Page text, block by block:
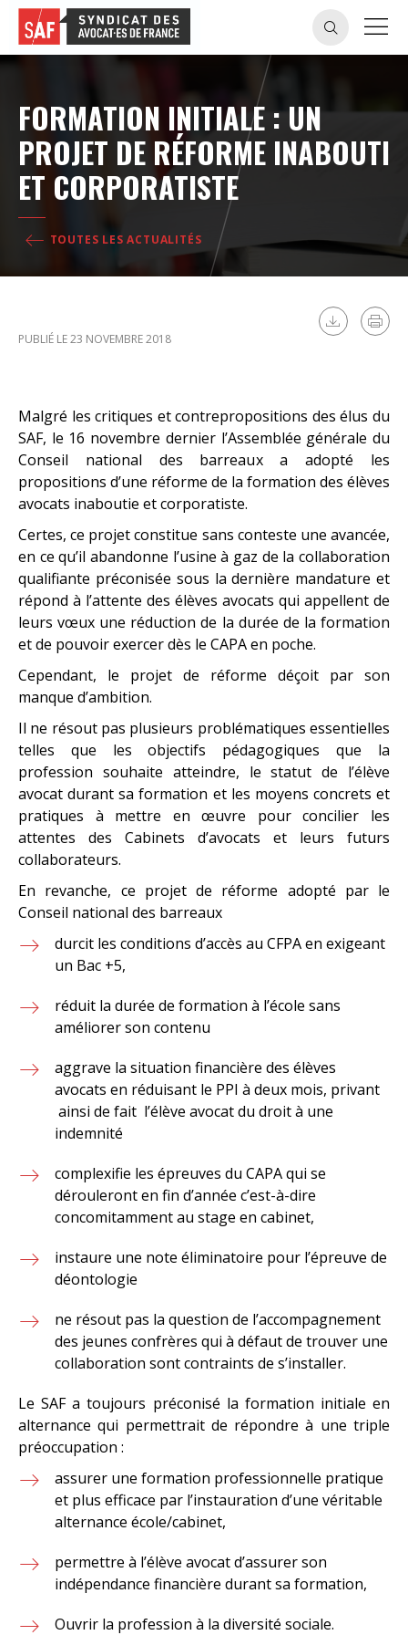
FORMATION INITIALE : UN
PROJET DE RÉFORME INABOUTI
ET CORPORATISTE
TOUTES LES ACTUALITÉS
PUBLIÉ LE 23 NOVEMBRE 2018
Malgré les critiques et contrepropositions des élus du
SAF, le 16 novembre dernier l’Assemblée générale du
Conseil national des barreaux a adopté les
propositions d’une réforme de la formation des élèves
avocats inaboutie et corporatiste.
Certes, ce projet constitue sans conteste une avancée,
en ce qu’il abandonne l’usine à gaz de la collaboration
qualifiante préconisée sous la dernière mandature et
répond à l’attente des élèves avocats qui appellent de
leurs vœux une réduction de la durée de la formation
et de pouvoir exercer dès le CAPA en poche.
Cependant, le projet de réforme déçoit par son
manque d’ambition.
Il ne résout pas plusieurs problématiques essentielles
telles que les objectifs pédagogiques que la
profession souhaite atteindre, le statut de l’élève
avocat durant sa formation et les moyens concrets et
pratiques à mettre en œuvre pour concilier les
attentes des Cabinets d’avocats et leurs futurs
collaborateurs.
En revanche, ce projet de réforme adopté par le
Conseil national des barreaux
durcit les conditions d’accès au CFPA en exigeant
un Bac +5,
réduit la durée de formation à l’école sans
améliorer son contenu
aggrave la situation financière des élèves
avocats en réduisant le PPI à deux mois, privant
ainsi de fait l’élève avocat du droit à une
indemnité
complexifie les épreuves du CAPA qui se
dérouleront en fin d’année c’est-à-dire
concomitamment au stage en cabinet,
instaure une note éliminatoire pour l’épreuve de
déontologie
ne résout pas la question de l’accompagnement
des jeunes confrères qui à défaut de trouver une
collaboration sont contraints de s’installer.
Le SAF a toujours préconisé la formation initiale en
alternance qui permettrait de répondre à une triple
préoccupation :
assurer une formation professionnelle pratique
et plus efficace par l’instauration d’une véritable
alternance école/cabinet,
permettre à l’élève avocat d’assurer son
indépendance financière durant sa formation,
Ouvrir la profession à la diversité sociale.